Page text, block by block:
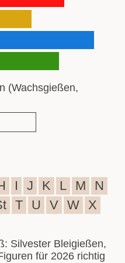
(Wachsgießen,
I J K L M
N
T U V W X
Silvester Bleigießen,
für 2026 richtig